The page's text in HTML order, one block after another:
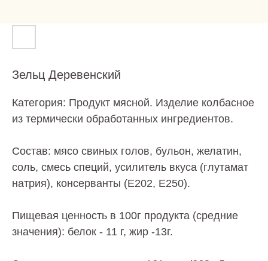
Зельц Деревенский
Категория: Продукт мясной. Изделие колбасное
из термически обработанных ингредиентов.
Состав: мясо свиных голов, бульон, желатин,
соль, смесь специй, усилитель вкуса (глутамат
натрия), консерванты (Е202, Е250).
Пищевая ценность в 100г продукта (средние
значения): белок - 11 г, жир -13г.